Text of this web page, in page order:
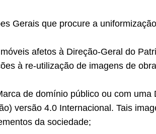
Gerais que procure a
afetos à Direção-Geral do
à re-utilização de imagens de
de domínio público ou com uma
versão 4.0 Internacional. Tais
da sociedade;